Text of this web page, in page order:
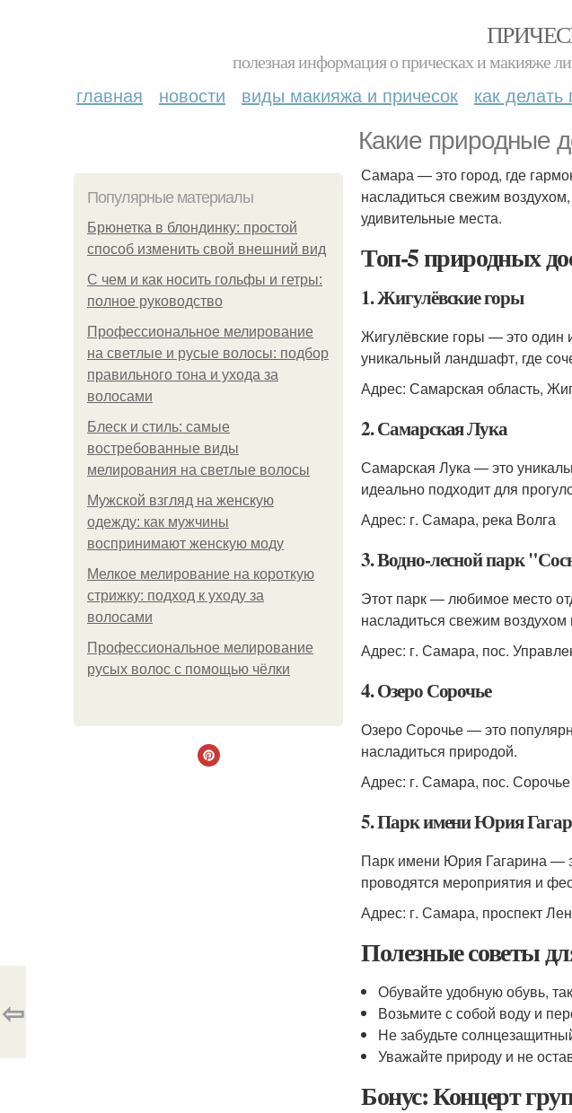
полезная информация о прическах и макияже
главная новости виды макияжа и причесок как
Какие природные
Популярные материалы
Брюнетка в блондинку: простой
способ изменить свой внешний вид
С чем и как носить гольфы и гетры:
полное руководство
Профессиональное мелирование
на светлые и русые волосы: подбор
правильного тона и ухода за
волосами
Блеск и стиль: самые
востребованные виды
мелирования на светлые волосы
Мужской взгляд на женскую
одежду: как мужчины
воспринимают женскую моду
Мелкое мелирование на короткую
стрижку: подход к уходу за
волосами
Профессиональное мелирование
русых волос с помощью чёлки
Самара — это город, где
насладиться свежим воздухом,
удивительные места.
Топ-5 природных
1. Жигулёвские горы
Жигулёвские горы — это один
уникальный ландшафт, где
Адрес: Самарская область,
2. Самарская Лука
Самарская Лука — это
идеально подходит для
Адрес: г. Самара, река Волга
3. Водно-лесной парк
Этот парк — любимое место
насладиться свежим воздухом
Адрес: г. Самара, пос.
4. Озеро Сорочье
Озеро Сорочье — это
насладиться природой.
Адрес: г. Самара, пос. Сорочье
5. Парк имени Юрия
Парк имени Юрия Гагарина —
проводятся мероприятия и
Адрес: г. Самара, проспект
Полезные советы
Обувайте удобную обувь,
Возьмите с собой воду и
Не забудьте
Уважайте природу и не
Бонус: Концерт
⇦